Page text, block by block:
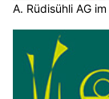
A. Rüdisühli AG